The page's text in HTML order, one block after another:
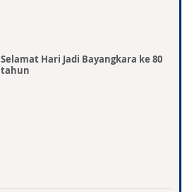
Selamat Hari Jadi Bayangkara ke 80
tahun